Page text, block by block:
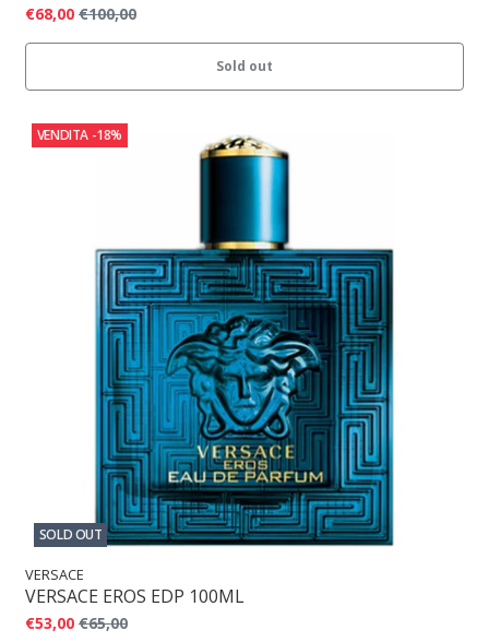
€68,00 €100,00
Sold out
VENDITA -18%
SOLD OUT
VERSACE
VERSACE EROS EDP 100ML
€53,00 €65,00